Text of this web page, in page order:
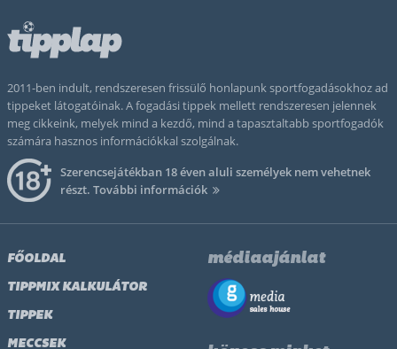
2011-ben indult, rendszeresen frissülő honlapunk sportfogadásokhoz ad
tippeket látogatóinak. A fogadási tippek mellett rendszeresen jelennek
meg cikkeink, melyek mind a kezdő, mind a tapasztaltabb sportfogadók
számára hasznos információkkal szolgálnak.
Szerencsejátékban 18 éven aluli személyek nem vehetnek
részt. További információk
FŐOLDAL
TIPPMIX KALKULÁTOR
TIPPEK
MECCSEK
médiaajánlat